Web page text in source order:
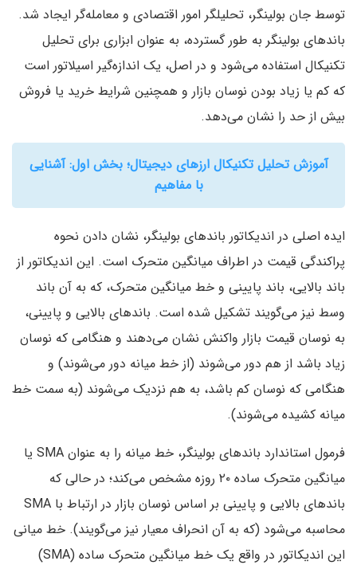
توسط جان بولینگر، تحلیلگر امور اقتصادی و معامله‌گر ایجاد شد.
باندهای بولینگر به طور گسترده، به عنوان ابزاری برای تحلیل
تکنیکال استفاده می‌شود و در اصل، یک اندازه‌گیر اسیلاتور است
که کم یا زیاد بودن نوسان بازار و همچنین شرایط خرید یا فروش
بیش از حد را نشان می‌دهد.
آموزش تحلیل تکنیکال ارزهای دیجیتال؛ بخش اول: آشنایی
با مفاهیم
ایده اصلی در اندیکاتور باندهای بولینگر، نشان دادن نحوه
پراکندگی قیمت در اطراف میانگین متحرک است. این اندیکاتور از
باند بالایی، باند پایینی و خط میانگین متحرک، که به آن باند
وسط نیز می‌گویند تشکیل شده است. باندهای بالایی و پایینی،
به نوسان قیمت بازار واکنش نشان می‌دهند و هنگامی که نوسان
زیاد باشد از هم دور می‌شوند (از خط میانه دور می‌شوند) و
هنگامی که نوسان کم باشد، به هم نزدیک می‌شوند (به سمت خط
میانه کشیده می‌شوند).
فرمول استاندارد باندهای بولینگر، خط میانه را به عنوان SMA یا
میانگین متحرک ساده ۲۰ روزه مشخص می‌کند؛ در حالی که
باندهای بالایی و پایینی بر اساس نوسان بازار در ارتباط با SMA
محاسبه می‌شود (که به آن انحراف معیار نیز می‌گویند). خط میانی
این اندیکاتور در واقع یک خط میانگین متحرک ساده (SMA‌)